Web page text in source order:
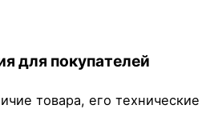
для покупателей
товара, его технические